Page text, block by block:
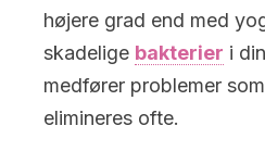
højere grad end med
skadelige bakterier i
medfører problemer
elimineres ofte.